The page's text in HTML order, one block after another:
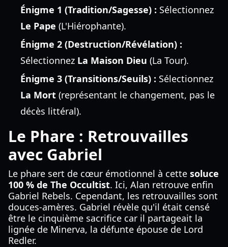
Énigme 1 (Tradition/Sagesse) : Sélectionnez
Le Pape (L'Hiérophante).
Énigme 2 (Destruction/Révélation) :
Sélectionnez La Maison Dieu (La Tour).
Énigme 3 (Transitions/Seuils) : Sélectionnez
La Mort (représentant le changement, pas le
décès littéral).
Le Phare : Retrouvailles
avec Gabriel
Le phare sert de cœur émotionnel à cette soluce
100 % de The Occultist. Ici, Alan retrouve enfin
Gabriel Rebels. Cependant, les retrouvailles sont
douces-amères. Gabriel révèle qu'il était censé
être le cinquième sacrifice car il partageait la
lignée de Minerva, la défunte épouse de Lord
Redler.